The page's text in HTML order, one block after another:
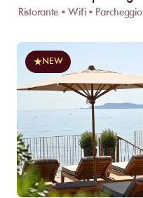
Ristorante • Wifi • Parcheggio
NEW